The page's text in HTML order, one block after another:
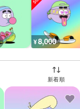
¥8,000
並び替え